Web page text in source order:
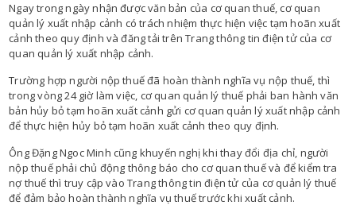
Ngay trong ngày nhận được văn bản của cơ quan thuế, cơ quan
quản lý xuất nhập cảnh có trách nhiệm thực hiện việc tạm hoãn xuất
cảnh theo quy định và đăng tải trên Trang thông tin điện tử của cơ
quan quản lý xuất nhập cảnh.
Trường hợp người nộp thuế đã hoàn thành nghĩa vụ nộp thuế, thì
trong vòng 24 giờ làm việc, cơ quan quản lý thuế phải ban hành văn
bản hủy bỏ tạm hoãn xuất cảnh gửi cơ quan quản lý xuất nhập cảnh
để thực hiện hủy bỏ tạm hoãn xuất cảnh theo quy định.
Ông Đặng Ngoc Minh cũng khuyến nghị khi thay đổi địa chỉ, người
nộp thuế phải chủ động thông báo cho cơ quan thuế và để kiểm tra
nợ thuế thì truy cập vào Trang thông tin điện tử của cơ quản lý thuế
để đảm bảo hoàn thành nghĩa vụ thuế trước khi xuất cảnh.